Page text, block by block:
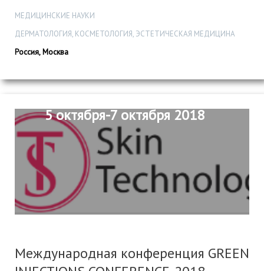
МЕДИЦИНСКИЕ НАУКИ
ДЕРМАТОЛОГИЯ, КОСМЕТОЛОГИЯ, ЭСТЕТИЧЕСКАЯ МЕДИЦИНА
Россия, Москва
5 октября-7 октября 2018
Международная конференция GREEN